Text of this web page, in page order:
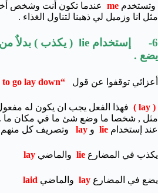
وتستخدم
عندما تكون أنت وشخص
مثل انا وزميل لي ذهبنا لتناول الغذاء .
يضع .
أعزائي توقفوا عن قول “I’m going to go lay down.”
( lay )
فهذا الفعل يجب ان يكون له
مثل , شخصا ما وضع شئ ما في مكان ما .
عند إستخدام lie و lay وتصريف كل منهم
يكذب في المضارع والماضي lay
يضع في المضارع lay والماضي laid